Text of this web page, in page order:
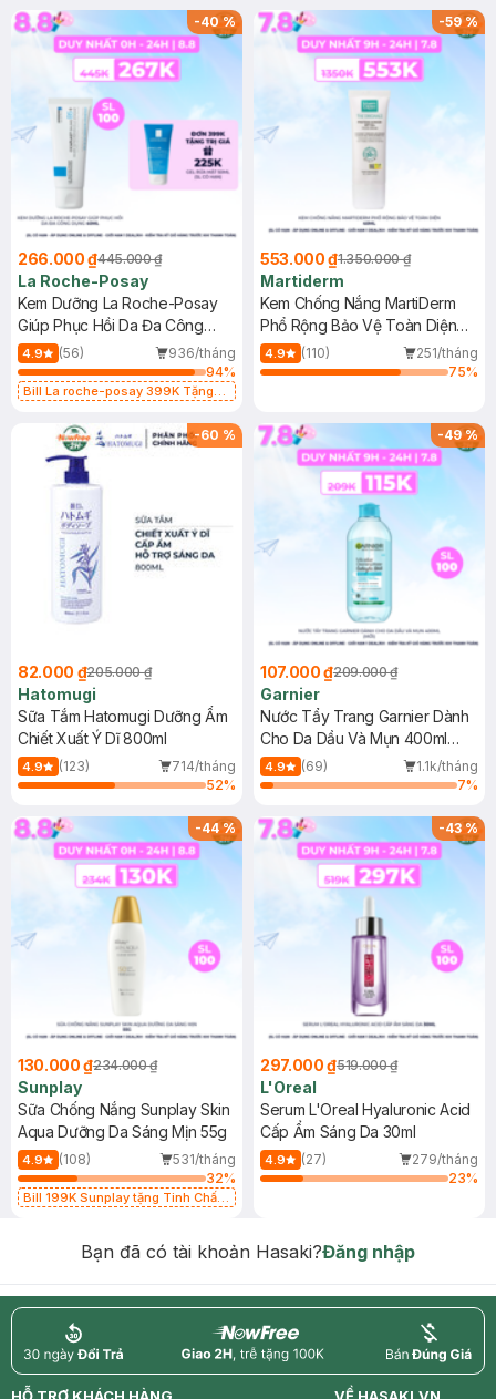
-40%
266.000 ₫445.000 ₫
La Roche-Posay
Kem Dưỡng La Roche-Posay
Giúp Phục Hồi Da Đa Công
Dụng 40ml
4.9 (56)
936/tháng
94%
Bill La roche-posay 399K Tặng
(SL có hạn)
-59%
553.000 ₫1.350.000 ₫
Martiderm
Kem Chống Nắng MartiDerm
Phổ Rộng Bảo Vệ Toàn Diện
40ml
4.9 (110)
251/tháng
75%
-60 %
82.000 ₫205.000 ₫
Hatomugi
Sữa Tắm Hatomugi Dưỡng Ẩm
Chiết Xuất Ý Dĩ 800ml
4.9 (123)
714/tháng
52%
-49%
107.000 ₫209.000 ₫
Garnier
Nước Tẩy Trang Garnier Dành
Cho Da Dầu Và Mụn 400ml
(Mới)
4.9 (69)
1.1k/tháng
7%
-44%
130.000 ₫234.000 ₫
Sunplay
Sữa Chống Nắng Sunplay Skin
Aqua Dưỡng Da Sáng Mịn 55g
4.9 (108)
531/tháng
32%
Bill 199K Sunplay tặng Tinh Chất
-43%
297.000 ₫519.000 ₫
L'Oreal
Serum L'Oreal Hyaluronic Acid
Cấp Ẩm Sáng Da 30ml
4.9 (27)
279/tháng
23%
Bạn đã có tài khoản Hasaki?Đăng nhập
return nowfree price